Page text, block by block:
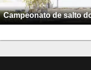
Campeonato de salto